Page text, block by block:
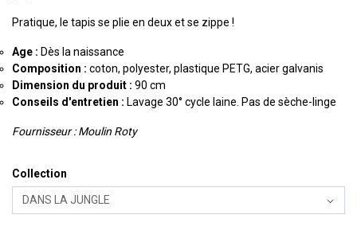
Pratique, le tapis se plie en deux et se zippe !
Age : Dès la naissance
Composition : coton, polyester, plastique PETG, acier galvanis
Dimension du produit : 90 cm
Conseils d'entretien : Lavage 30° cycle laine. Pas de sèche-linge
Fournisseur : Moulin Roty
Collection